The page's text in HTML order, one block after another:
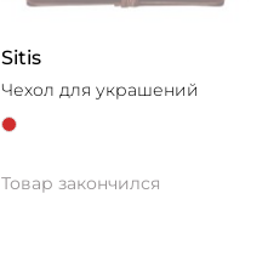
Sitis
Чехол для украшений
Товар закончился